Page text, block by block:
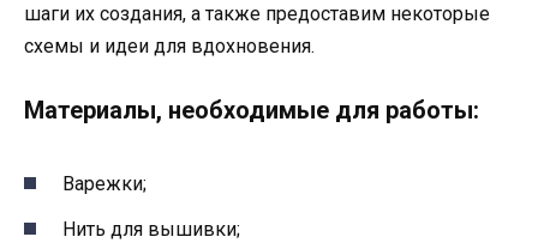
шаги их создания, а также предоставим некоторые
схемы и идеи для вдохновения.
Материалы, необходимые для работы:
Варежки;
Нить для вышивки;